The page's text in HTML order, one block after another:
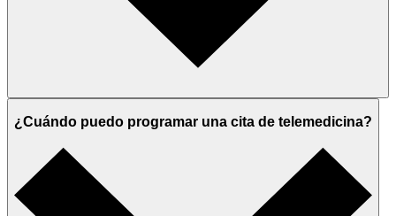
¿Cuándo puedo programar una cita de telemedicina?